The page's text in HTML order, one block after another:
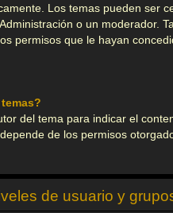
Los temas pueden ser
o un moderador.
permisos que le hayan
del tema para indicar el
de los permisos
de usuario y